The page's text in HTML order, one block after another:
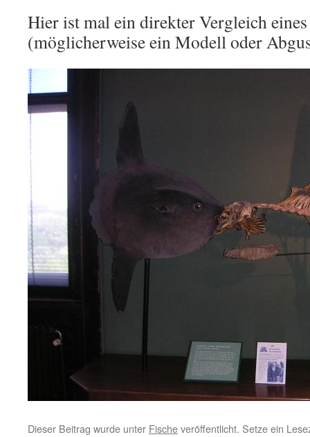
Hier ist mal ein direkter Vergleich
(möglicherweise ein Modell oder
Dieser Beitrag wurde unter Fischeveröffentlicht. Setze ein